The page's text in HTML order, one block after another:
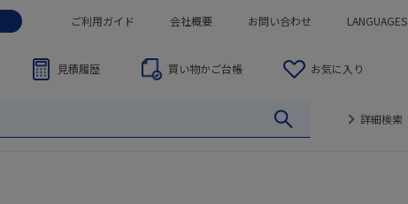
ご利用ガイド 会社概要 お問い合わせ LANGUAGES
見積履歴 買い物かご台帳 お気に入り
詳細検索